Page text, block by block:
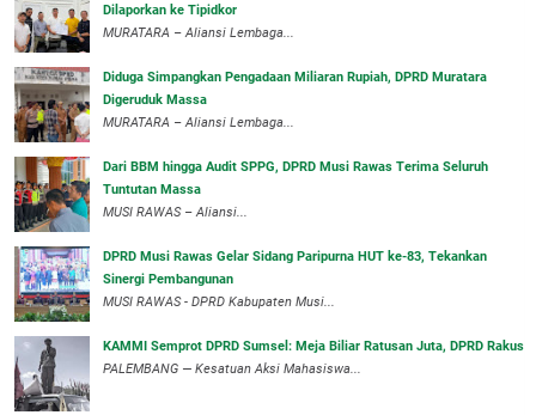
Dilaporkan ke Tipidkor
‎MURATARA – Aliansi Lembaga...
Diduga Simpangkan Pengadaan Miliaran Rupiah, DPRD Muratara
Digeruduk Massa
‎MURATARA – Aliansi Lembaga...
Dari BBM hingga Audit SPPG, DPRD Musi Rawas Terima Seluruh
Tuntutan Massa
MUSI RAWAS – Aliansi...
DPRD Musi Rawas Gelar Sidang Paripurna HUT ke-83, Tekankan
Sinergi Pembangunan
MUSI RAWAS - DPRD Kabupaten Musi...
KAMMI Semprot DPRD Sumsel: Meja Biliar Ratusan Juta, DPRD Rakus
PALEMBANG — Kesatuan Aksi Mahasiswa...